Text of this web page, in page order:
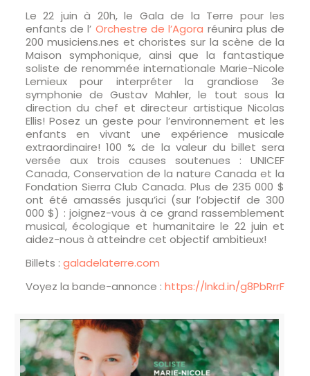
Le 22 juin à 20h, le Gala de la Terre pour les
enfants de l’ Orchestre de l’Agora réunira plus de
200 musiciens.nes et choristes sur la scène de la
Maison symphonique, ainsi que la fantastique
soliste de renommée internationale Marie-Nicole
Lemieux pour interpréter la grandiose 3e
symphonie de Gustav Mahler, le tout sous la
direction du chef et directeur artistique Nicolas
Ellis! Posez un geste pour l’environnement et les
enfants en vivant une expérience musicale
extraordinaire! 100 % de la valeur du billet sera
versée aux trois causes soutenues : UNICEF
Canada, Conservation de la nature Canada et la
Fondation Sierra Club Canada. Plus de 235 000 $
ont été amassés jusqu’ici (sur l’objectif de 300
000 $) : joignez-vous à ce grand rassemblement
musical, écologique et humanitaire le 22 juin et
aidez-nous à atteindre cet objectif ambitieux!
Billets : galadelaterre.com
Voyez la bande-annonce : https://lnkd.in/g8PbRrrF